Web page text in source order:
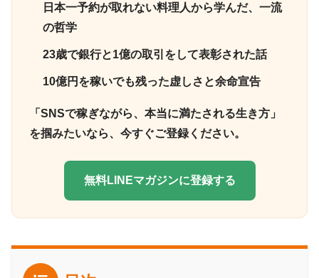
日本一予約が取れない料理人から学んだ、一流
の哲学
23歳で銀行と1億の取引をして表彰された話
10億円を稼いでも残った虚しさと余命宣告
「SNSで稼ぎながら、本当に満たされる生き方」
を掴みたいなら、今すぐご登録ください。
無料LINEマガジンに登録する